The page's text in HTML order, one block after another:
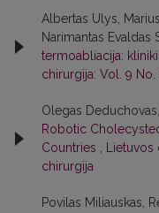
Albertas Ulys,
Narimantas Evaldas
termoabliacija:
chirurgija: Vol. 9
Olegas
Robotic
Countries
chirurgija
Povilas Miliauskas,